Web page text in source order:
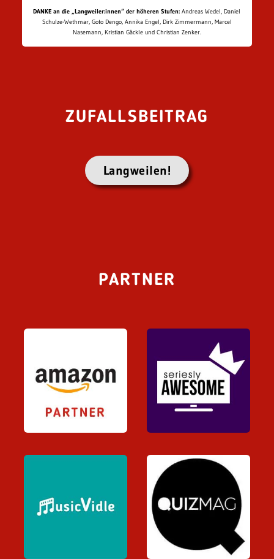
DANKE an die „Langweiler:innen“ der höheren Stufen: Andreas Wedel, Daniel
Schulze-Wethmar, Goto Dengo, Annika Engel, Dirk Zimmermann, Marcel
Nasemann, Kristian Gäckle und Christian Zenker.
ZUFALLSBEITRAG
Langweilen!
PARTNER